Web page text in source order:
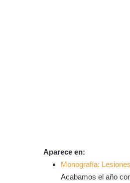
Aparece en:
Monografía:
Acabamos el año